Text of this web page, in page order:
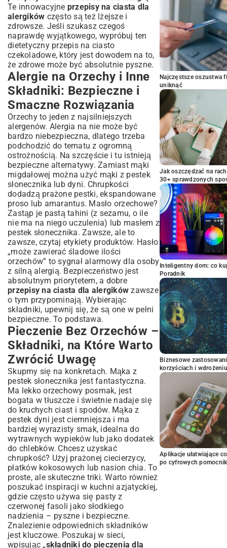
Te innowacyjne przepisy na ciasta dla
alergików często są też lżejsze i
zdrowsze. Jeśli szukasz czegoś
naprawdę wyjątkowego, wypróbuj ten
dietetyczny przepis na ciasto
czekoladowe, który jest dowodem na to,
że zdrowe może być absolutnie pyszne.
Alergie na Orzechy i Inne
Składniki: Bezpieczne i
Smaczne Rozwiązania
Orzechy to jeden z najsilniejszych
alergenów. Alergia na nie może być
bardzo niebezpieczna, dlatego trzeba
podchodzić do tematu z ogromną
ostrożnością. Na szczęście i tu istnieją
bezpieczne alternatywy. Zamiast mąki
migdałowej można użyć mąki z pestek
słonecznika lub dyni. Chrupkości
dodadzą prażone pestki, ekspandowane
proso lub amarantus. Masło orzechowe?
Zastąp je pastą tahini (z sezamu, o ile
nie ma na niego uczulenia) lub masłem z
pestek słonecznika. Zawsze, ale to
zawsze, czytaj etykiety produktów. Hasło
„może zawierać śladowe ilości
orzechów” to sygnał alarmowy dla osoby
z silną alergią. Bezpieczeństwo jest
absolutnym priorytetem, a dobre
przepisy na ciasta dla alergików zawsze
o tym przypominają. Wybierając
składniki, upewnij się, że są one w pełni
bezpieczne. To podstawa.
Pieczenie Bez Orzechów –
Składniki, na Które Warto
Zwrócić Uwagę
Skupmy się na konkretach. Mąka z
pestek słonecznika jest fantastyczna.
Ma lekko orzechowy posmak, jest
bogata w tłuszcze i świetnie nadaje się
do kruchych ciast i spodów. Mąka z
pestek dyni jest ciemniejsza i ma
bardziej wyrazisty smak, idealna do
wytrawnych wypieków lub jako dodatek
do chlebków. Chcesz uzyskać
chrupkość? Użyj prażonej ciecierzycy,
płatków kokosowych lub nasion chia. To
proste, ale skuteczne triki. Warto również
poszukać inspiracji w kuchni azjatyckiej,
gdzie często używa się pasty z
czerwonej fasoli jako słodkiego
nadzienia – pyszne i bezpieczne.
Znalezienie odpowiednich składników
jest kluczowe. Poszukaj w sieci,
wpisując „składniki do pieczenia dla
Najczęstsze oszustwa
uniknąć
Jak oszczędzać na
30+ sprawdzonych
Inteligentny dom: co
Poradnik
Biznesowe
korzyściach i wdrożeniu
Aplikacje ułatwiające
po cyfrowych